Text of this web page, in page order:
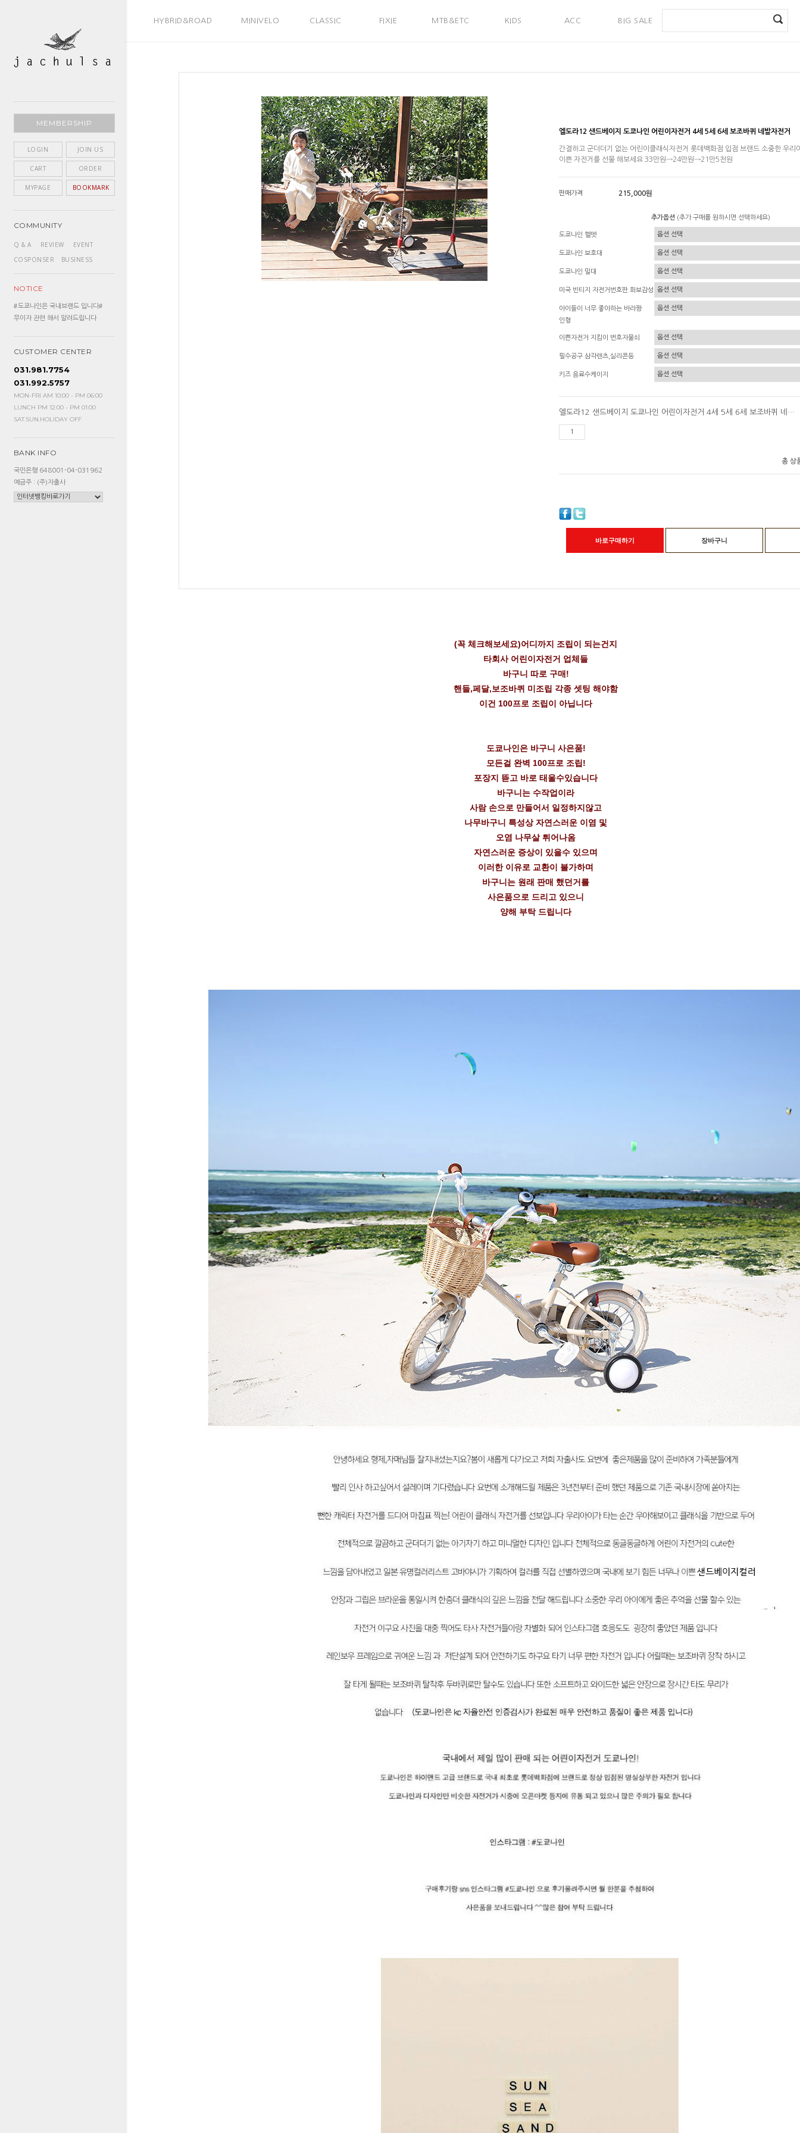
HYBRID&ROAD MINIVELO CLASSIC FIXIE MTB&ETC KIDS ACC BIG SALE
MEMBERSHIP
LOGIN JOIN US
CART ORDER
MYPAGE BOOKMARK
COMMUNITY
Q & A REVIEW
EVENT
COSPONSER
BUSINESS
NOTICE
#도쿄나인은 국내브랜드 입니다#
무이자 관련 해서 알려드립니다
CUSTOMER CENTER
031.981.7754
031.992.5757
MON-FRI AM 10:00 - PM 06:00
LUNCH PM 12:00 - PM 01:00
SAT.SUN.HOLIDAY OFF
BANK INFO
국민은행 648001-04-031962
예금주 : (주)자출사
엘도라12 샌드베이지 도쿄나인 어린이자전거 4세 5세 6세 보조바퀴 네발자전거
간결하고 군더더기 없는 어린이클래식자전거 롯데백화점 입점 브랜드 소중한 우리
이쁜 자전거를 선물 해보세요 33만원→24만원→21만5천원
판매가격 215,000원
추가옵션 (추가 구매를 원하시면 선택하세요)
도쿄나인 헬멧
도쿄나인 보호대
도쿄나인 밀대
미국 빈티지 자전거번호판 화보감성
아이들이 너무 좋아하는 바라짱
인형
이쁜자전거 지킴이 번호자물쇠
필수공구 삼각렌츠,실리콘등
키즈 음료수케이지
엘도라12 샌드베이지 도쿄나인 어린이자전거 4세 5세 6세 보조바퀴 네발자전거
총 상
바로구매하기 장바구니
(꼭 체크해보세요)어디까지 조립이 되는건지
타회사 어린이자전거 업체들
바구니 따로 구매!
핸들,페달,보조바퀴 미조립 각종 셋팅 해야함
이건 100프로 조립이 아닙니다
도쿄나인은 바구니 사은품!
모든걸 완벽 100프로 조립!
포장지 뜯고 바로 태울수있습니다
바구니는 수작업이라
사람 손으로 만들어서 일정하지않고
나무바구니 특성상 자연스러운 이염 및
오염 나무살 튀어나옴
자연스러운 증상이 있을수 있으며
이러한 이유로 교환이 불가하며
바구니는 원래 판매 했던거를
사은품으로 드리고 있으니
양해 부탁 드립니다